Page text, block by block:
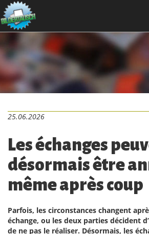
25.06.2026
Les échanges
désormais être
même après coup
Parfois, les circonstances changent
échange, ou les deux parties décident
de ne pas le réaliser. Désormais, les